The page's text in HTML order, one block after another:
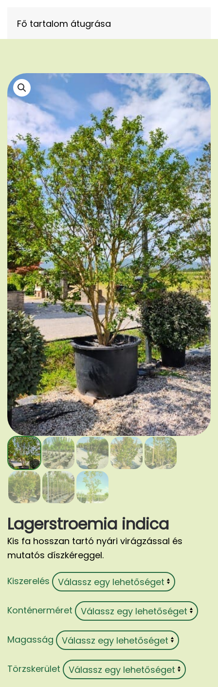
Fő tartalom átugrása
Lagerstroemia indica
Kis fa hosszan tartó nyári virágzással és
mutatós díszkéreggel.
Kiszerelés
Konténerméret
Magasság
Törzskerület